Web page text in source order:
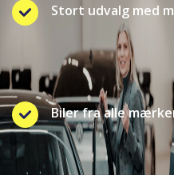
Stort udvalg med
Biler fra alle